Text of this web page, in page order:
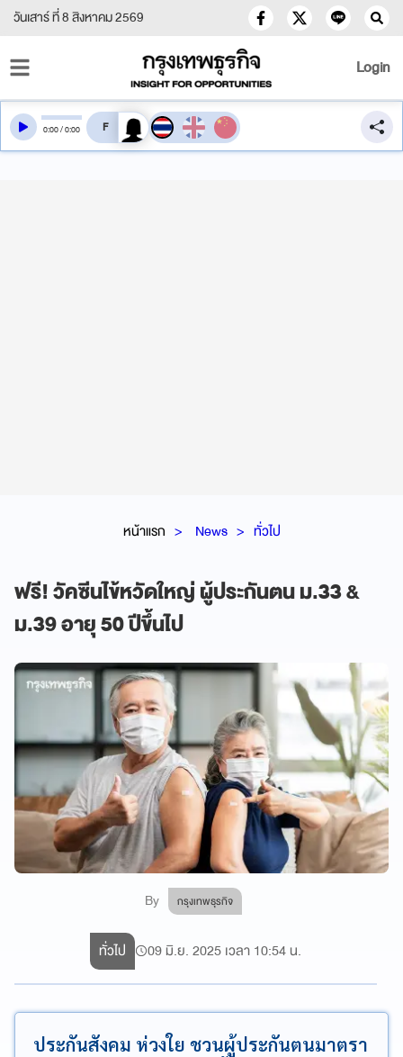
วันเสาร์ ที่ 8 สิงหาคม 2569
Login
หน้าแรก News ทั่วไป
ฟรี! วัคซีนไข้หวัดใหญ่ ผู้ประกันตน ม.33 &
ม.39 อายุ 50 ปีขึ้นไป
By กรุงเทพธุรกิจ
0:00/0:00 สลับเสียงอ่าน
ทั่วไป 09 มิ.ย. 2025 เวลา 10:54 น.
ประกันสังคม ห่วงใย ชวนผู้ประกันตนมาตรา